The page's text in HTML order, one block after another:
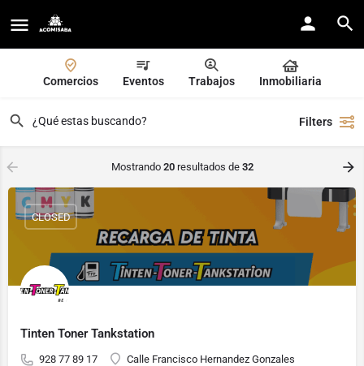
Comercios Eventos Trabajos Inmobiliaria
Filters
Mostrando 20resultados de 32
Tinten Toner Tankstation
928 77 89 17 Calle Francisco Hernandez Gonzales
CLOSED